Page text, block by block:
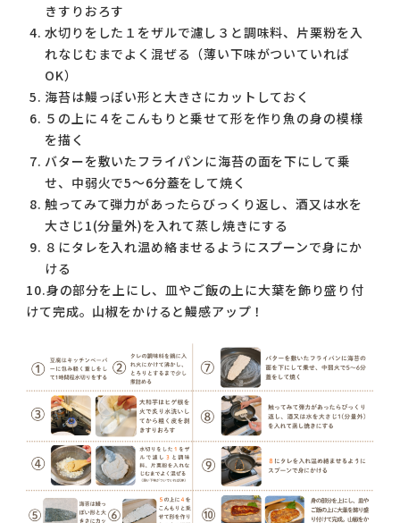
きすりおろす
水切りをした１をザルで濾し３と調味料、片栗粉を入
れなじむまでよく混ぜる（薄い下味がついていれば
OK）
海苔は鰻っぽい形と大きさにカットしておく
５の上に４をこんもりと乗せて形を作り魚の身の模様
を描く
バターを敷いたフライパンに海苔の面を下にして乗
せ、中弱火で5〜6分蓋をして焼く
触ってみて弾力があったらびっくり返し、酒又は水を
大さじ1(分量外)を入れて蒸し焼きにする
８にタレを入れ温め絡ませるようにスプーンで身にか
ける
10.身の部分を上にし、皿やご飯の上に大葉を飾り盛り付
けて完成。山椒をかけると鰻感アップ！